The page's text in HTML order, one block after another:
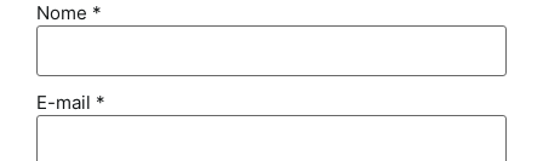
Nome *
E-mail *